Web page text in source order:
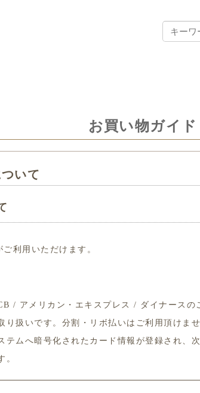
お買い物ガイド
いて
利用いただけます。
/ アメリカン・エキスプレス / ダイナースの
扱いです。分割・リボ払いはご利用頂けませ
ムへ暗号化されたカード情報が登録され、
。